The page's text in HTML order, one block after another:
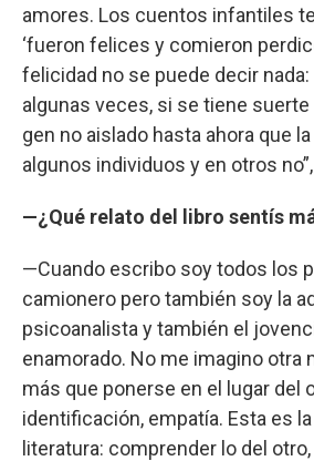
amores. Los cuentos infantiles
‘fueron felices y comieron
felicidad no se puede decir
algunas veces, si se tiene suerte
gen no aislado hasta ahora que
algunos individuos y en otros
—¿Qué relato del libro sentís
—Cuando escribo soy todos los
camionero pero también soy la
psicoanalista y también el
enamorado. No me imagino otra
más que ponerse en el lugar del
identificación, empatía. Esta es
literatura: comprender lo del